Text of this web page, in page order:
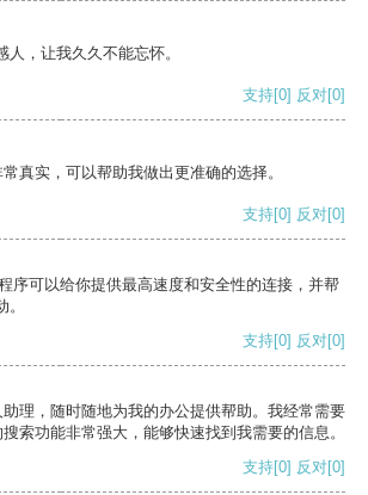
，让我久久不能忘怀。
支持[0] 反对[0]
真实，可以帮助我做出更准确的选择。
支持[0] 反对[0]
序可以给你提供最高速度和安全性的连接，并帮
支持[0] 反对[0]
理，随时随地为我的办公提供帮助。我经常需要
索功能非常强大，能够快速找到我需要的信息。
支持[0] 反对[0]